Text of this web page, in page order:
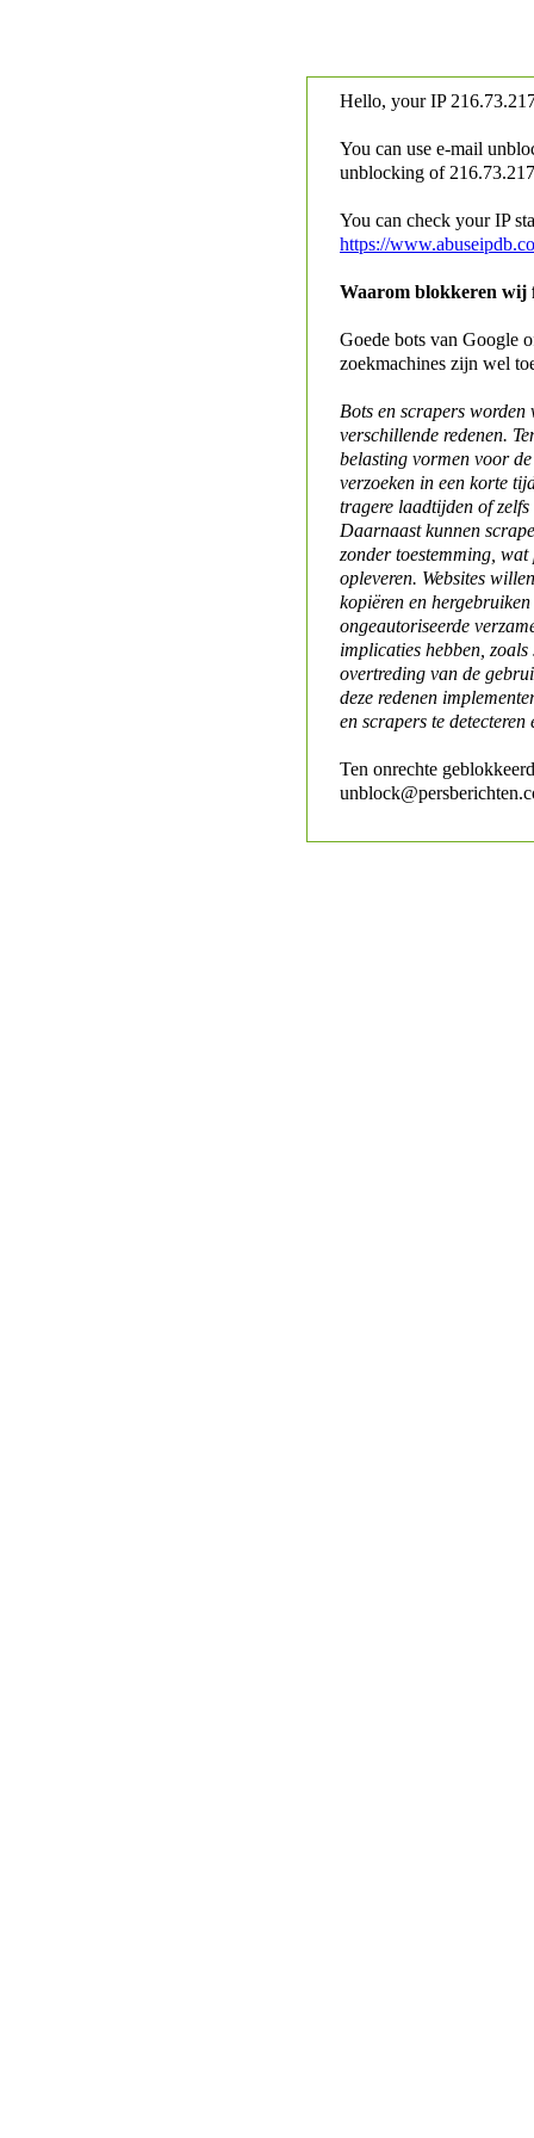
Hello, your IP
You can use e-mail
unblocking of
You can check your IP
https://
Waarom blokkeren wij
Goede bots van Google
zoekmachines zijn wel
Bots en scrapers worden
verschillende redenen.
belasting vormen voor
verzoeken in een korte
tragere laadtijden of
Daarnaast kunnen
zonder toestemming,
opleveren. Websites
kopiëren en
ongeautoriseerde
implicaties hebben,
overtreding van de
deze redenen
en scrapers te detecteren
Ten onrechte